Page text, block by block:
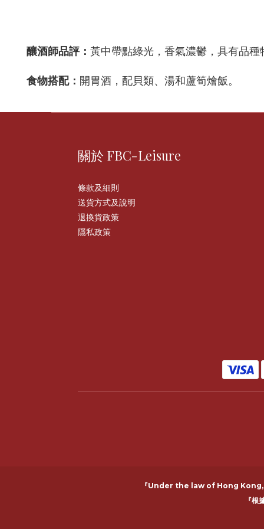
釀酒師品評： 黃中帶點綠光，香氣濃鬱，具有品
食物搭配： 開胃酒，配貝類、湯和蘆筍燴飯。
關於 FBC-Leisure
條款及細則
送貨方式及說明
退換貨政策
隱私政策
『Under the law of Hong
『